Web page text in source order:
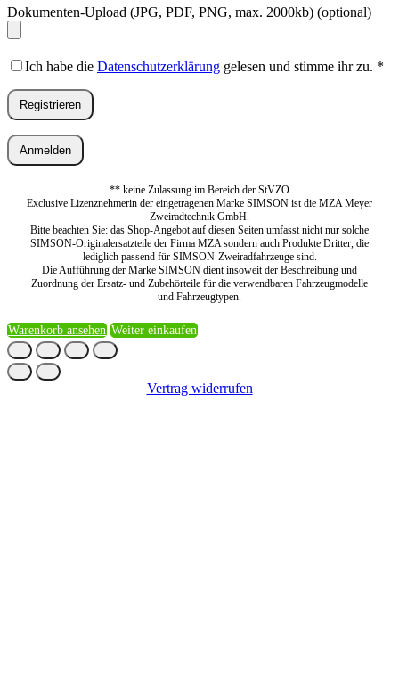
Dokumenten-Upload (JPG, PDF, PNG, max. 2000kb) (optional)
Ich habe die Datenschutzerklärung gelesen und stimme ihr zu. *
Registrieren
Anmelden
** keine Zulassung im Bereich der StVZO
Exclusive Lizenznehmerin der eingetragenen Marke SIMSON ist die MZA Meyer
Zweiradtechnik GmbH.
Bitte beachten Sie: das Shop-Angebot auf diesen Seiten umfasst nicht nur solche
SIMSON-Originalersatzteile der Firma MZA sondern auch Produkte Dritter, die
lediglich passend für SIMSON-Zweiradfahrzeuge sind.
Die Aufführung der Marke SIMSON dient insoweit der Beschreibung und
Zuordnung der Ersatz- und Zubehörteile für die verwendbaren Fahrzeugmodelle
und Fahrzeugtypen.
Warenkorb ansehen Weiter einkaufen
Vertrag widerrufen